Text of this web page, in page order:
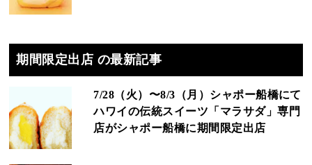
期間限定出店 の最新記事
7/28（火）〜8/3（月）シャポー船橋にて
ハワイの伝統スイーツ「マラサダ」専門
店がシャポー船橋に期間限定出店